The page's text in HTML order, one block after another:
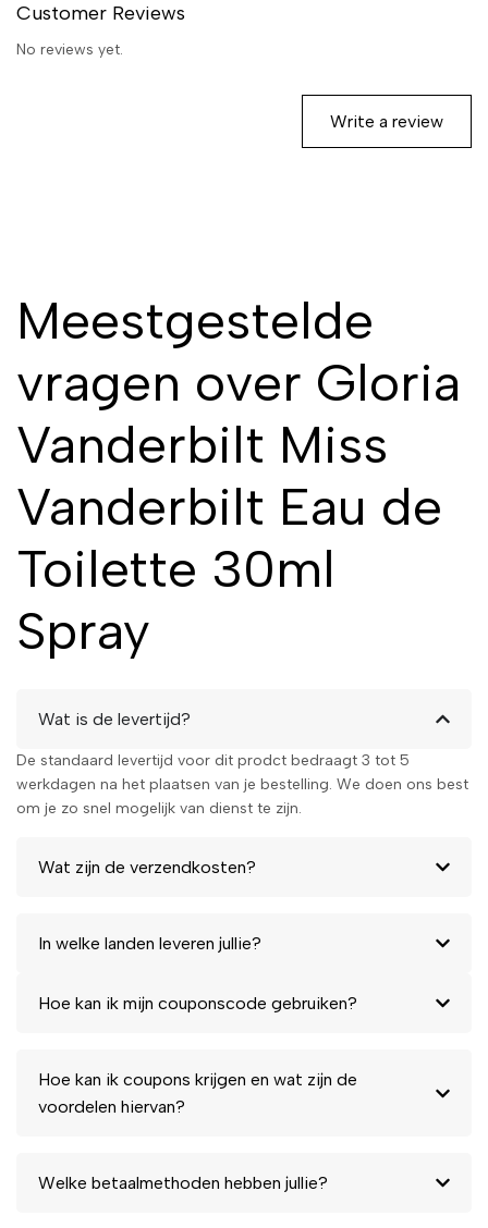
Customer Reviews
No reviews yet.
Write a review
Meestgestelde
vragen over Gloria
Vanderbilt Miss
Vanderbilt Eau de
Toilette 30ml
Spray
Wat is de levertijd?
De standaard levertijd voor dit prodct bedraagt 3 tot 5
werkdagen na het plaatsen van je bestelling. We doen ons best
om je zo snel mogelijk van dienst te zijn.
Wat zijn de verzendkosten?
In welke landen leveren jullie?
Hoe kan ik mijn couponscode gebruiken?
Hoe kan ik coupons krijgen en wat zijn de
voordelen hiervan?
Welke betaalmethoden hebben jullie?